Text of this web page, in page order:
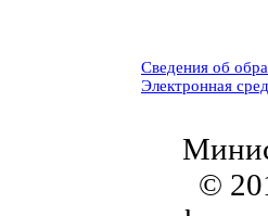
Сведения об
Электронная
©